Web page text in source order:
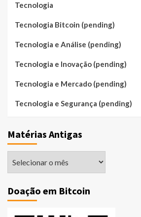
Tecnologia
Tecnologia Bitcoin (pending)
Tecnologia e Análise (pending)
Tecnologia e Inovação (pending)
Tecnologia e Mercado (pending)
Tecnologia e Segurança (pending)
Matérias Antigas
Doação em Bitcoin